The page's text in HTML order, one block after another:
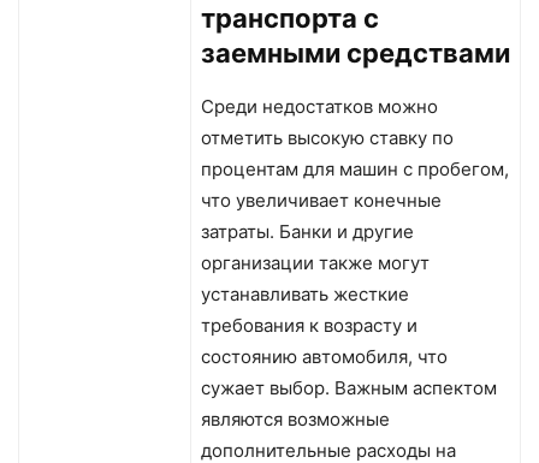
транспорта с
заемными средствами
Среди недостатков можно
отметить высокую ставку по
процентам для машин с пробегом,
что увеличивает конечные
затраты. Банки и другие
организации также могут
устанавливать жесткие
требования к возрасту и
состоянию автомобиля, что
сужает выбор. Важным аспектом
являются возможные
дополнительные расходы на